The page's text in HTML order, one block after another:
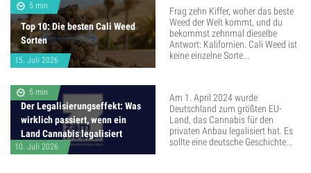
5 min
Top 10: Die besten Cali Weed
Sorten
15. Juli 2026
Frag zehn Kiffer, woher das beste
Weed der Welt kommt, und du
bekommst zehnmal dieselbe
Antwort: Kalifornien. Cali Weed ist
keine einzelne Sorte...
5 min
Der Legalisierungseffekt: Was
wirklich passiert, wenn ein
Land Cannabis legalisiert
10. Juli 2026
Am 1. April 2024 wurde
Deutschland zum größten EU-
Land, das Cannabis für den
privaten Anbau legalisiert hat. Es
sollte eine deutsche Geschichte...